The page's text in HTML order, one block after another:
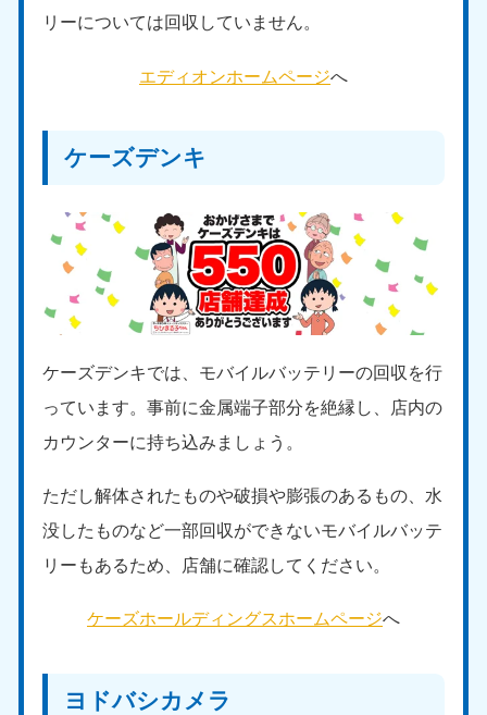
リーについては回収していません。
エディオンホームページへ
ケーズデンキ
ケーズデンキでは、モバイルバッテリーの回収を行
っています。事前に金属端子部分を絶縁し、店内の
カウンターに持ち込みましょう。
ただし解体されたものや破損や膨張のあるもの、水
没したものなど一部回収ができないモバイルバッテ
リーもあるため、店舗に確認してください。
ケーズホールディングスホームページへ
ヨドバシカメラ